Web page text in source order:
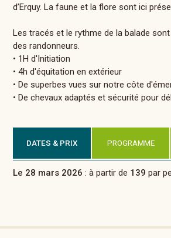
d’Erquy. La faune et la flore sont ici
Les tracés et le rythme de la balade
des randonneurs.
• 1H d'Initiation
• 4h d'équitation en extérieur
• De superbes vues sur notre côte
• De chevaux adaptés et sécurité pour
DATES & PRIX PROGRAMME
Le 28 mars 2026 : à partir de 139 par